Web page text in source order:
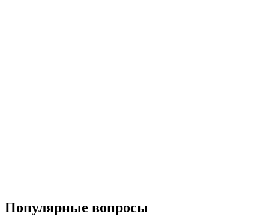
Популярные вопросы